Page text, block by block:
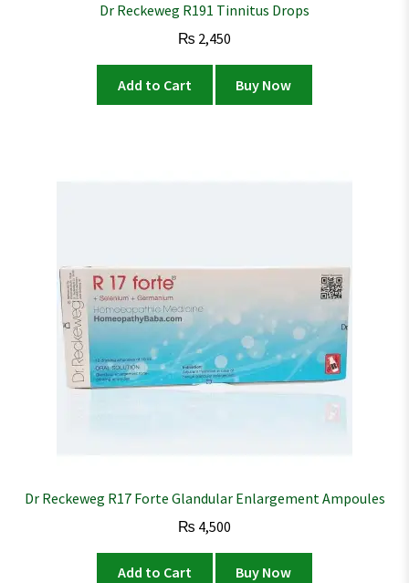
Dr Reckeweg R191 Tinnitus Drops
₨ 2,450
Add to Cart Buy Now
Dr Reckeweg R17 Forte Glandular Enlargement Ampoules
₨ 4,500
Add to Cart Buy Now